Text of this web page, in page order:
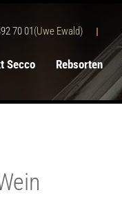
70 01(Uwe Ewald)
Secco Rebsorten